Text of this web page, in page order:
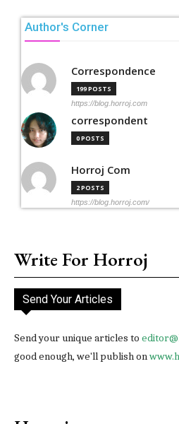
Author's Corner
Correspondence
199 POSTS
https://blog.horroj.com
correspondent
0 POSTS
Horroj Com
2 POSTS
https://blog.horroj.com/
Write For Horroj
Send Your Articles
Send your unique articles to
good enough, we'll publish on